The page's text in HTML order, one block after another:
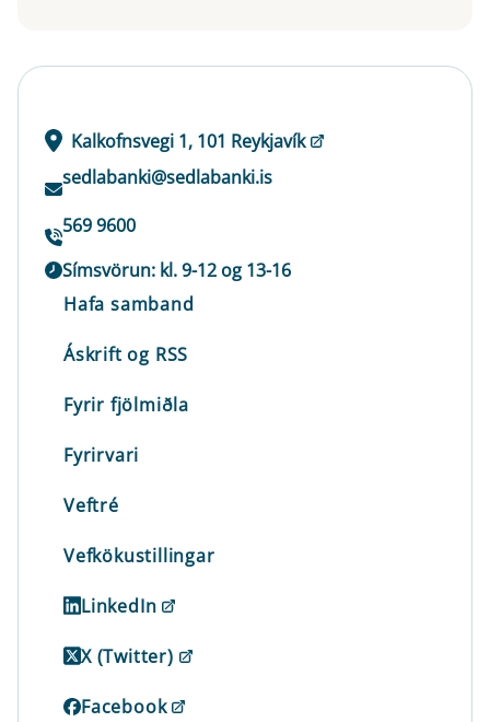
Kalkofnsvegi 1, 101 Reykjavík
sedlabanki@sedlabanki.is
569 9600
Símsvörun: kl. 9-12 og 13-16
Hafa samband
Áskrift og RSS
Fyrir fjölmiðla
Fyrirvari
Veftré
Vefkökustillingar
LinkedIn
X (Twitter)
Facebook